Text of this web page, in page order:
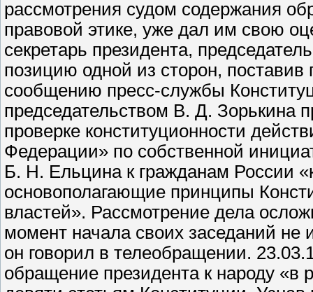
рассмотрения судом содержания
правовой этике, уже дал им свою
секретарь президента,
позицию одной из сторон,
сообщению пресс-службы
председательством В. Д. Зорькина
проверке конституционности
Федерации» по собственной
Б. Н. Ельцина к гражданам России
основополагающие принципы
властей». Рассмотрение дела
момент начала своих заседаний не
он говорил в телеобращении.
обращение президента к народу «в